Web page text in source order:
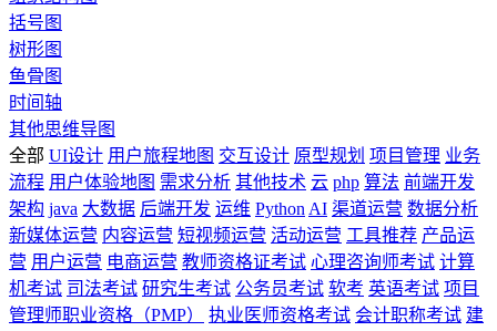
括号图
树形图
鱼骨图
时间轴
其他思维导图
全部 UI设计 用户旅程地图 交互设计 原型规划 项目管理 业务
流程 用户体验地图 需求分析 其他技术 云 php 算法 前端开发
架构 java 大数据 后端开发 运维 Python AI 渠道运营 数据分析
新媒体运营 内容运营 短视频运营 活动运营 工具推荐 产品运
营 用户运营 电商运营 教师资格证考试 心理咨询师考试 计算
机考试 司法考试 研究生考试 公务员考试 软考 英语考试 项目
管理师职业资格（PMP）
执业医师资格考试 会计职称考试 建